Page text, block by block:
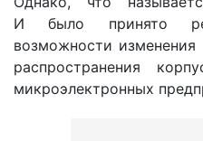
И было принято
возможности изменения
распространения
микроэлектронных